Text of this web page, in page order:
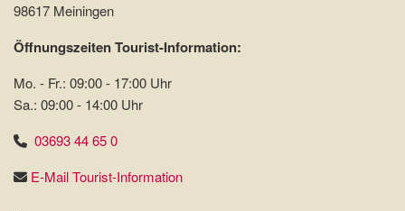
98617 Meiningen
Öffnungszeiten Tourist-Information:
Mo. - Fr.: 09:00 - 17:00 Uhr
Sa.: 09:00 - 14:00 Uhr
03693 44 65 0
E-Mail Tourist-Information